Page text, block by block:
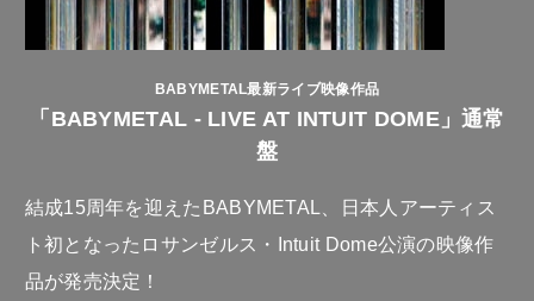
BABYMETAL最新ライブ映像作品
「BABYMETAL - LIVE AT INTUIT DOME」通常
盤
結成15周年を迎えたBABYMETAL、日本人アーティス
ト初となったロサンゼルス・Intuit Dome公演の映像作
品が発売決定！